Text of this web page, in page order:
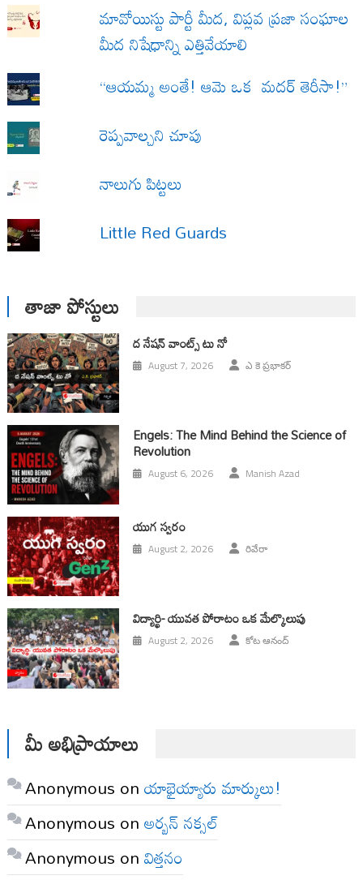
మావోయిస్టు పార్టీ మీద, విప్లవ ప్రజా సంఘాల
మీద నిషేధాన్ని ఎత్తివేయాలి
“ఆయమ్మ అంతే! ఆమె ఒక మదర్ తెరీసా!”
రెప్పవాల్చని చూపు
నాలుగు పిట్టలు
Little Red Guards
తాజా పోస్టులు
ద నేషన్ వాంట్స్ టు నో
August 7, 2026 ఎ కె ప్రభాకర్
Engels: The Mind Behind the Science of
Revolution
August 6, 2026 Manish Azad
యుగ స్వ‌రం
August 2, 2026 రివేరా
విద్యార్థి- యువత పోరాటం ఒక మేల్కొలుపు
August 2, 2026 కోట ఆనంద్
మీ అభిప్రాయాలు
Anonymous onయాభైయ్యారు మార్కులు!
Anonymous onఅర్బన్ నక్సల్
Anonymous onవిత్తనం